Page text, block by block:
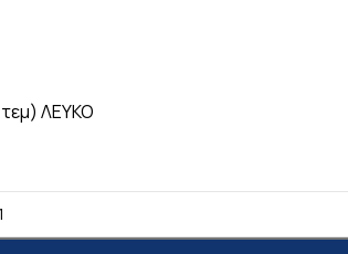
ΛΕΥΚΟ